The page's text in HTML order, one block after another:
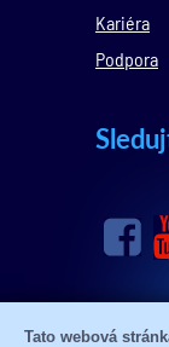
Kariéra
Podpora
Tato webová